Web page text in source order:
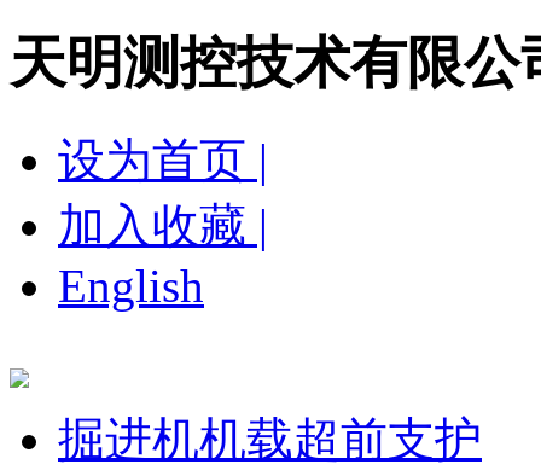
天明测控技术有限公
设为首页 |
加入收藏 |
English
掘进机机载超前支护